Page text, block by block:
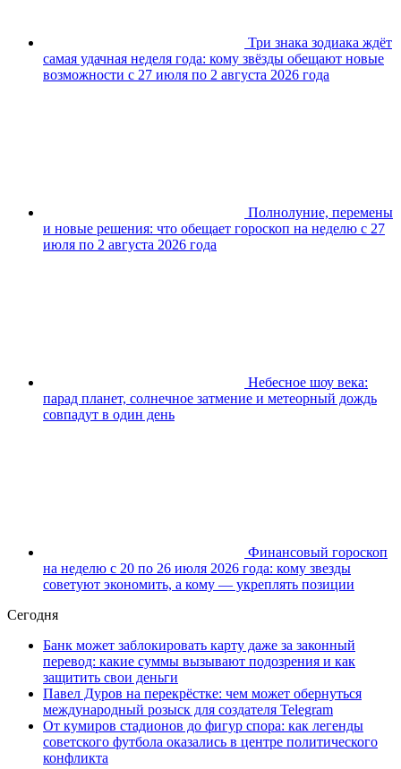
Три знака зодиака ждёт
самая удачная неделя года: кому звёзды обещают новые
возможности с 27 июля по 2 августа 2026 года
Полнолуние, перемены
и новые решения: что обещает гороскоп на неделю с 27
июля по 2 августа 2026 года
Небесное шоу века:
парад планет, солнечное затмение и метеорный дождь
совпадут в один день
Финансовый гороскоп
на неделю с 20 по 26 июля 2026 года: кому звезды
советуют экономить, а кому — укреплять позиции
Сегодня
Банк может заблокировать карту даже за законный
перевод: какие суммы вызывают подозрения и как
защитить свои деньги
Павел Дуров на перекрёстке: чем может обернуться
международный розыск для создателя Telegram
От кумиров стадионов до фигур спора: как легенды
советского футбола оказались в центре политического
конфликта